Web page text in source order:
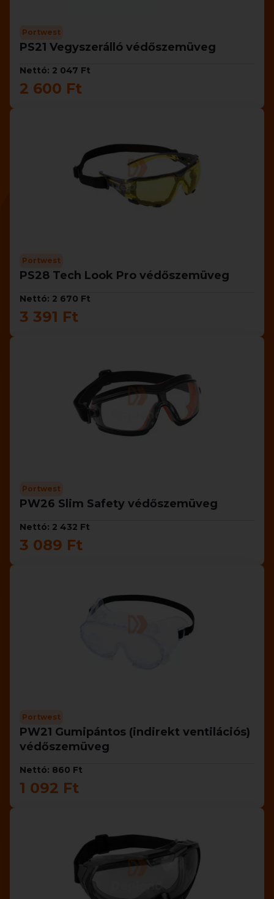
Portwest
PS21 Vegyszerálló védőszemüveg
Nettó: 2 047 Ft
2 600 Ft
Portwest
PS28 Tech Look Pro védőszemüveg
Nettó: 2 670 Ft
3 391 Ft
Portwest
PW26 Slim Safety védőszemüveg
Nettó: 2 432 Ft
3 089 Ft
Portwest
PW21 Gumipántos (indirekt ventilációs)
védőszemüveg
Nettó: 860 Ft
1 092 Ft